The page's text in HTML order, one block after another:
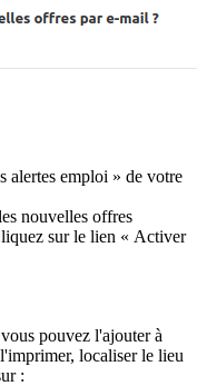
alertes emploi » de votre
nouvelles offres
sur le lien « Activer
pouvez l'ajouter à
localiser le lieu
: